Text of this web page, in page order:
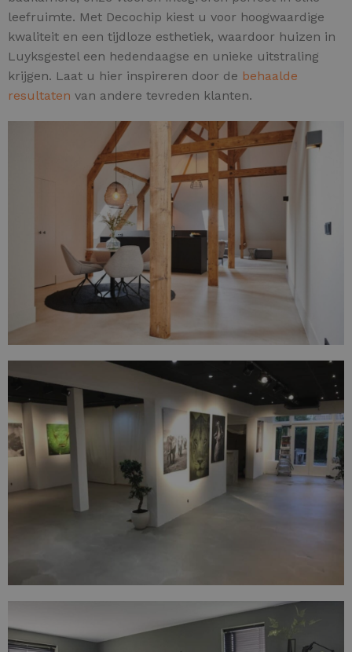
leefruimte. Met Decochip kiest u voor hoogwaardige
kwaliteit en een tijdloze esthetiek, waardoor huizen in
Luyksgestel een hedendaagse en unieke uitstraling
krijgen. Laat u hier inspireren door de behaalde
resultaten van andere tevreden klanten.